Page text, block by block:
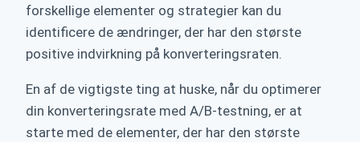
forskellige elementer og strategier kan du
identificere de ændringer, der har den største
positive indvirkning på konverteringsraten.
En af de vigtigste ting at huske, når du optimerer
din konverteringsrate med A/B-testning, er at
starte med de elementer, der har den største